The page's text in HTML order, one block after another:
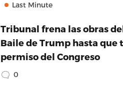
Last Minute
Tribunal frena las obras
Baile de Trump hasta que
permiso del Congreso
0